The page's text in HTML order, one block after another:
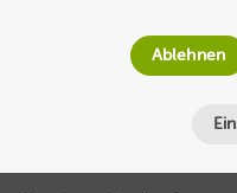
am18.
Minuten
Ablehnen